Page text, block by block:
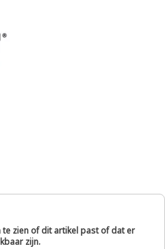
zien of dit artikel past of dat er
zijn.